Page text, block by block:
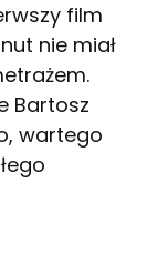
film
nie miał
Bartosz
wartego